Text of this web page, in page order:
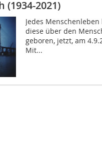
(1934-2021)
Jedes
diese über den
geboren, jetzt, am
Mit...